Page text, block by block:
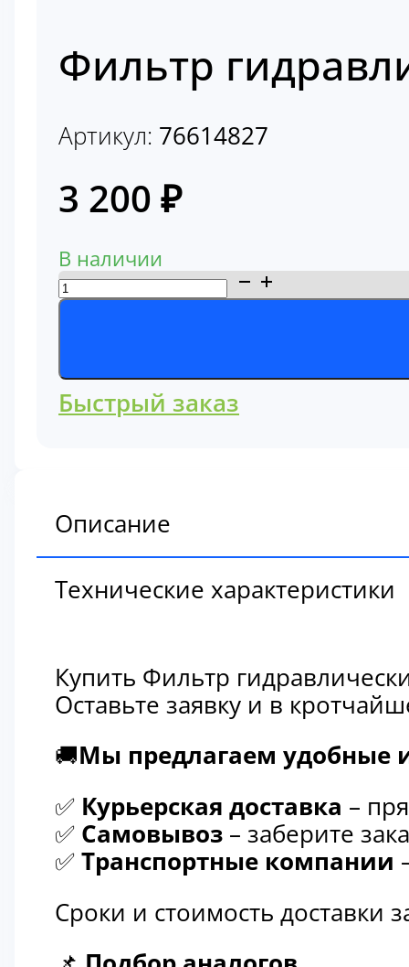
Фильтр
Артикул: 76614827
3 200 ₽
В наличии
Количество
товара
гидравлический
полнопоточный
76614827
Быстрый заказ
Описание
Технические характеристики
Купить Фильтр
Оставьте заявку и в
🚚Мы предлагаем удобные
✅ Курьерская доставка –
✅ Самовывоз – заберите
✅ Транспортные компании
Сроки и стоимость доставки